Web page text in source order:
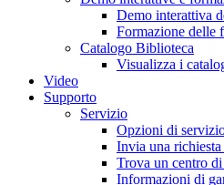
Demo interattiva
Formazione delle
Catalogo Biblioteca
Visualizza i
Video
Supporto
Servizio
Opzioni di
Invia una
Trova un centro di
Informazioni di